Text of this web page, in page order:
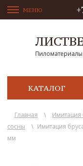
МЕНЮ
Пиломатериалы
КАТАЛОГ
Главная \ Имитация
сосны
\ Имитация
мм